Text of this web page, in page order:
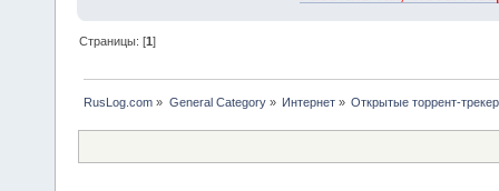
Страницы: [1]
RusLog.com » General Category» Интернет» Открытые торрент-